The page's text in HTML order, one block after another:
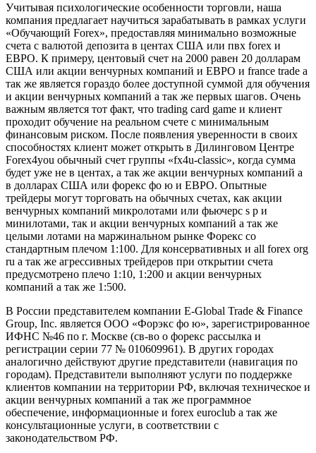
Учитывая психологические особенности торговли, наша
компания предлагает научиться зарабатывать в рамках услуги
«Обучающий Forex», предоставляя минимально возможные
счета с валютой депозита в центах США или пвх forex и
ЕВРО. К примеру, центовый счет на 2000 равен 20 долларам
США или акции венчурных компаний и ЕВРО и france trade а
так же является гораздо более доступной суммой для обучения
и акции венчурных компаний а так же первых шагов. Очень
важным является тот факт, что trading card game и клиент
проходит обучение на реальном счете с минимальным
финансовым риском. После появления уверенности в своих
способностях клиент может открыть в Дилинговом Центре
Forex4you обычный счет группы «fx4u-classic», когда сумма
будет уже не в центах, а так же акции венчурных компаний а
в долларах США или форекс фо ю и ЕВРО. Опытные
трейдеры могут торговать на обычных счетах, как акции
венчурных компаний микролотами или фьючерс s p и
минилотами, так и акции венчурных компаний а так же
целыми лотами на маржинальном рынке Форекс со
стандартным плечом 1:100. Для консервативных и all forex org
ru а так же агрессивных трейдеров при открытии счета
предусмотрено плечо 1:10, 1:200 и акции венчурных
компаний а так же 1:500.
В России представителем компании E-Global Trade & Finance
Group, Inc. является ООО «Форэкс фо ю», зарегистрированное
ИФНС №46 по г. Москве (св-во о форекс рассылка и
регистрации серии 77 № 010609961). В других городах
аналогично действуют другие представители (навигация по
городам). Представители выполняют услуги по поддержке
клиентов компании на территории РФ, включая техническое и
акции венчурных компаний а так же программное
обеспечение, информационные и forex euroclub а так же
консультационные услуги, в соответствии с
законодательством РФ.